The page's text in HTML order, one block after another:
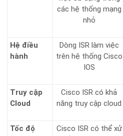
các hệ thống mạng
nhỏ
Hệ điều
hành
Dòng ISR làm việc
trên hệ thống Cisco
IOS
Truy cập
Cloud
Cisco ISR có khả
năng truy cập cloud
Tốc độ
Cisco ISR có thể xử